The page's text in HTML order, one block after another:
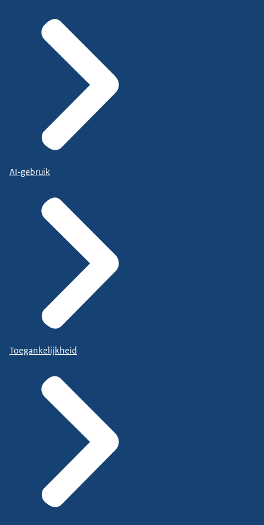
AI-gebruik
Toegankelijkheid